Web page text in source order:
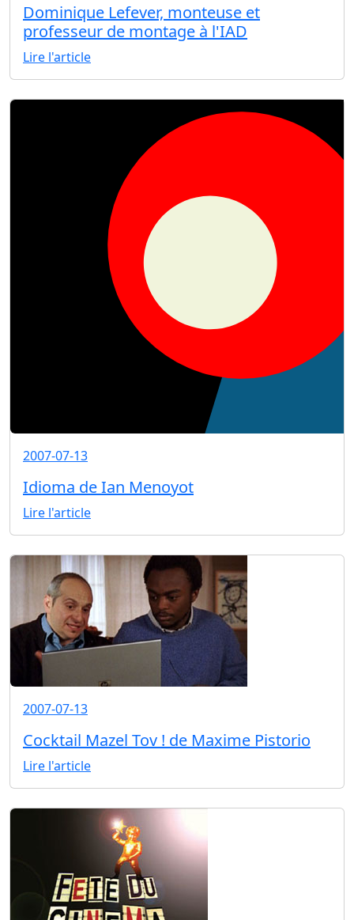
Dominique Lefever, monteuse et
professeur de montage à l'IAD
Lire l'article
2007-07-13
Idioma de Ian Menoyot
Lire l'article
2007-07-13
Cocktail Mazel Tov ! de Maxime Pistorio
Lire l'article